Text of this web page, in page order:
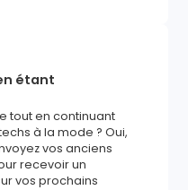
étant
tout en continuant
à la mode ? Oui,
vos anciens
recevoir un
vos prochains